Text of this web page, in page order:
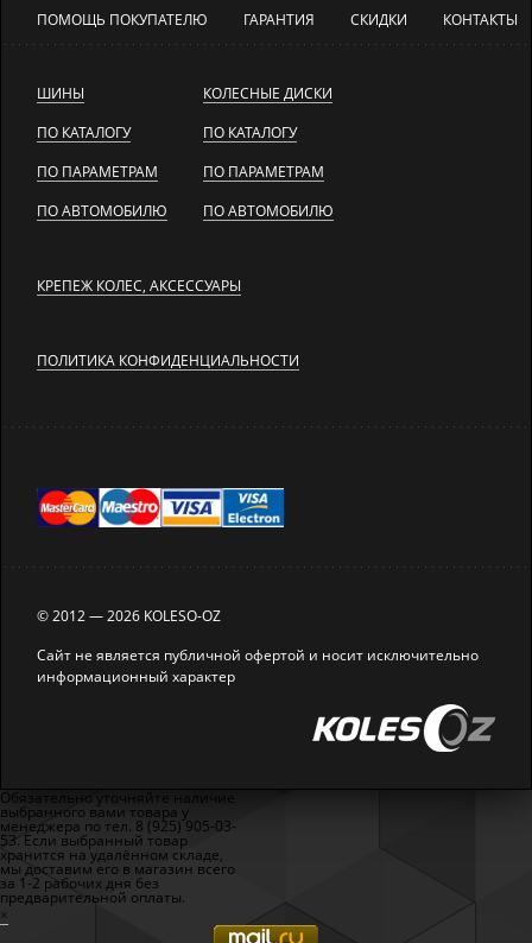
ПОМОЩЬ ПОКУПАТЕЛЮ ГАРАНТИЯ СКИДКИ КОНТАКТЫ
ШИНЫ
ПО КАТАЛОГУ
ПО ПАРАМЕТРАМ
ПО АВТОМОБИЛЮ
КОЛЕСНЫЕ ДИСКИ
ПО КАТАЛОГУ
ПО ПАРАМЕТРАМ
ПО АВТОМОБИЛЮ
КРЕПЕЖ КОЛЕС, АКСЕССУАРЫ
ПОЛИТИКА КОНФИДЕНЦИАЛЬНОСТИ
© 2012 — 2026 KOLESO-OZ
Сайт не является публичной офертой и носит исключительно
информационный характер
Обязательно уточняйте наличие
выбранного вами товара у
менеджера по тел. 8 (925) 905-03-
53. Если выбранный товар
хранится на удалённом складе,
мы доставим его в магазин всего
за 1-2 рабочих дня без
предварительной оплаты.
×